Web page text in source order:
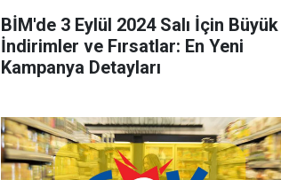
BİM'de 3 Eylül 2024 Salı İçin Büyük
İndirimler ve Fırsatlar: En Yeni
Kampanya Detayları